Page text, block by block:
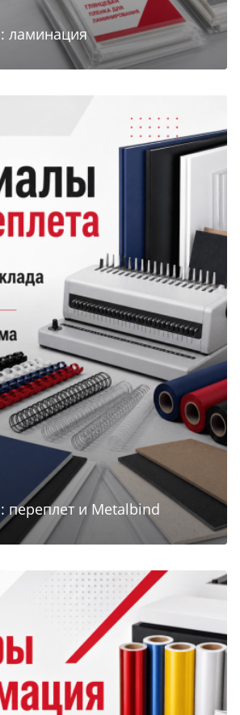
ламинация
переплет и Metalbind